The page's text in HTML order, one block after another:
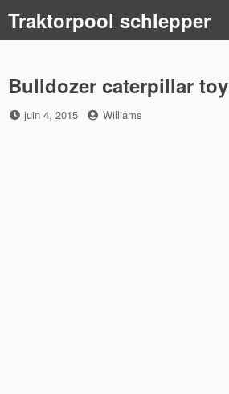
content
Traktorpool schlepper
Bulldozer caterpillar toy
Posted
juin 4, 2015 by
Williams